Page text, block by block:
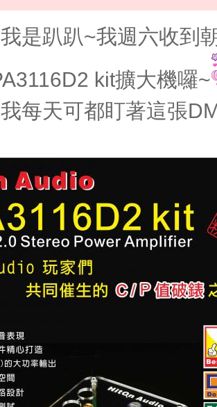
是趴趴~我週六收到
kit擴大機囉~
每天可都盯著這張